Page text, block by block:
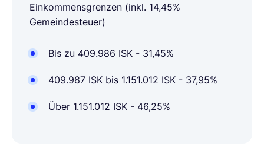
Einkommensgrenzen (inkl. 14,45%
Gemeindesteuer)
Bis zu 409.986 ISK - 31,45%
409.987 ISK bis 1.151.012 ISK - 37,95%
Über 1.151.012 ISK - 46,25%